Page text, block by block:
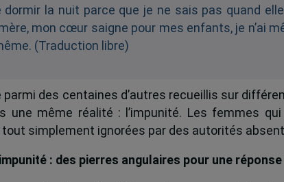
dormir la nuit parce que je ne sais pas quand
mon cœur saigne pour mes enfants, je n’ai
(Traduction libre)
parmi des centaines d’autres recueillis sur
une même réalité : l’impunité. Les femmes
simplement ignorées par des autorités
: des pierres angulaires pour une